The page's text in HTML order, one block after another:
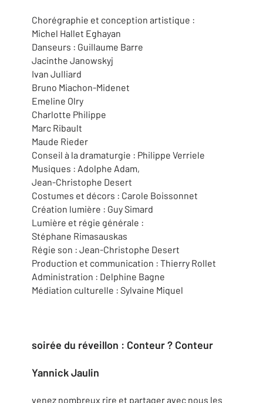
Chorégraphie et conception artistique :
Michel Hallet Eghayan
Danseurs : Guillaume Barre
Jacinthe Janowskyj
Ivan Julliard
Bruno Miachon-Midenet
Emeline Olry
Charlotte Philippe
Marc Ribault
Maude Rieder
Conseil à la dramaturgie : Philippe Verriele
Musiques : Adolphe Adam,
Jean-Christophe Desert
Costumes et décors : Carole Boissonnet
Création lumière : Guy Simard
Lumière et régie générale :
Stéphane Rimasauskas
Régie son : Jean-Christophe Desert
Production et communication : Thierry Rollet
Administration : Delphine Bagne
Médiation culturelle : Sylvaine Miquel
soirée du réveillon : Conteur ? Conteur
Yannick Jaulin
venez nombreux rire et partager avec nous les